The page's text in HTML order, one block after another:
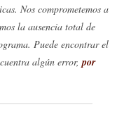
Nos comprometemos a
la ausencia total de
Puede encontrar el
algún error, por